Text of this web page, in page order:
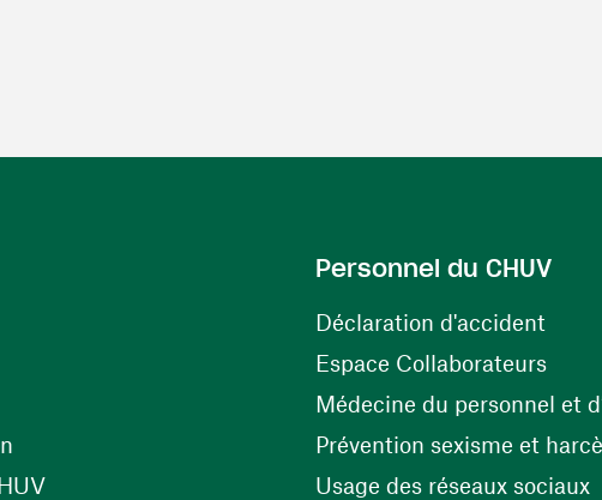
nouvelle fenêtre)
(ouvre une nouvelle fenêtre)
Personnel du CHUV
Déclaration d'accident
Espace Collaborateurs
Médecine du personnel et
Prévention sexisme et
Usage des réseaux sociaux